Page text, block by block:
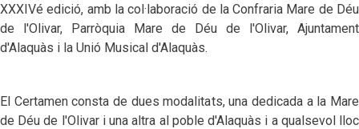
XXXIVé edició, amb la col·laboració de la Confraria Mare de Déu
de l'Olivar, Parròquia Mare de Déu de l'Olivar, Ajuntament
d'Alaquàs i la Unió Musical d'Alaquàs.
El Certamen consta de dues modalitats, una dedicada a la Mare
de Déu de l'Olivar i una altra al poble d'Alaquàs i a qualsevol lloc